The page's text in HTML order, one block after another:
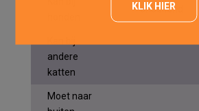
onbekend
andere
katten
Moet naar
KLIK HIER